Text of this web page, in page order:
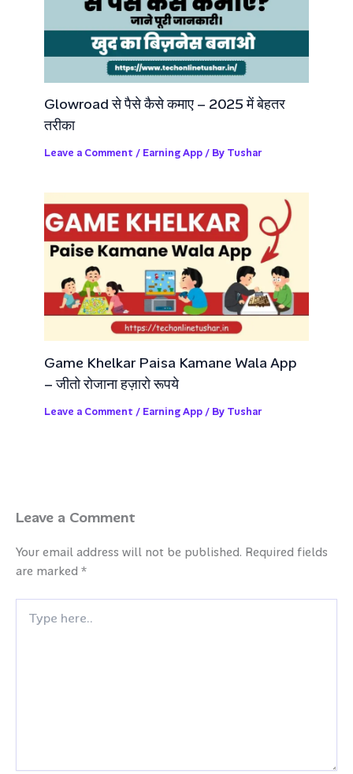
Glowroad से पैसे कैसे कमाए – 2025 में बेहतर
तरीका
Leave a Comment / Earning App / By Tushar
Game Khelkar Paisa Kamane Wala App
– जीतो रोजाना हज़ारो रूपये
Leave a Comment / Earning App / By Tushar
Leave a Comment
Your email address will not be published. Required fields
are marked *
here..